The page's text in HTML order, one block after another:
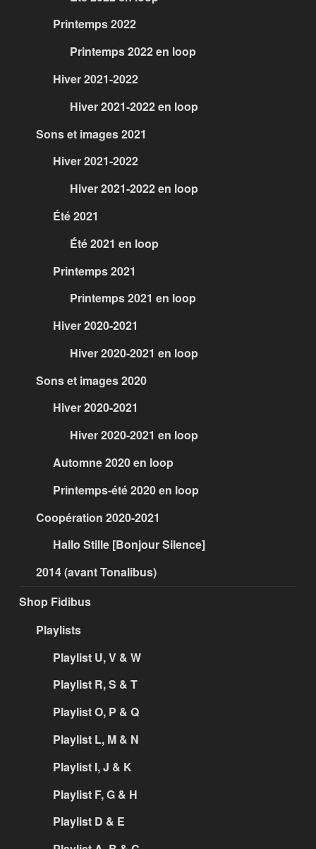
Printemps 2022
Printemps 2022 en loop
Hiver 2021-2022
Hiver 2021-2022 en loop
Sons et images 2021
Hiver 2021-2022
Hiver 2021-2022 en loop
Été 2021
Été 2021 en loop
Printemps 2021
Printemps 2021 en loop
Hiver 2020-2021
Hiver 2020-2021 en loop
Sons et images 2020
Hiver 2020-2021
Hiver 2020-2021 en loop
Automne 2020 en loop
Printemps-été 2020 en loop
Coopération 2020-2021
Hallo Stille [Bonjour Silence]
2014 (avant Tonalibus)
Shop Fidibus
Playlists
Playlist U, V & W
Playlist R, S & T
Playlist O, P & Q
Playlist L, M & N
Playlist I, J & K
Playlist F, G & H
Playlist D & E